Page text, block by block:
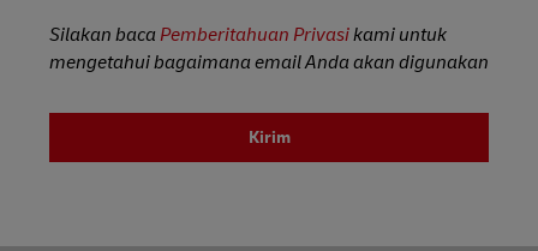
Silakan bacaPemberitahuan Privasikami untuk
mengetahui bagaimana email Anda akan digunakan
Kirim